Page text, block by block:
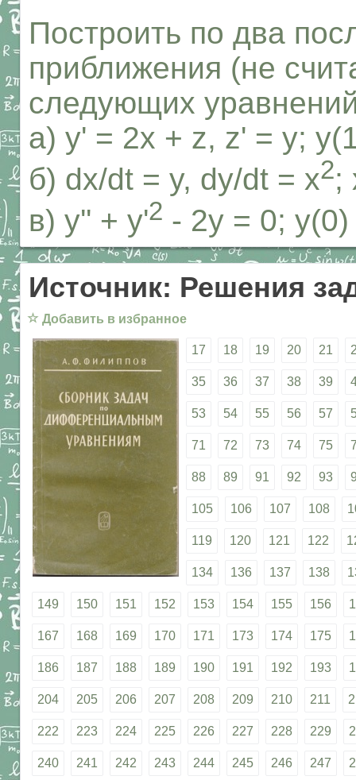
Построить по два
приближения (не
следующих
а) у' = 2х + z, z' = у;
б) dx/dt = y, dy/dt = x2;
в) y'' + y'2 - 2y = 0;
Источник: Решения
☆ Добавить в избранное
17 18 19 20 21
35 36 37 38 39
53 54 55 56 57
71 72 73 74 75
88 89 91 92 93
105 106 107 108
119 120 121 122
134 136 137 138
149 150 151 152 153 154 155 156
167 168 169 170 171 173 174 175
186 187 188 189 190 191 192 193
204 205 206 207 208 209 210 211
222 223 224 225 226 227 228 229
240 241 242 243 244 245 246 247